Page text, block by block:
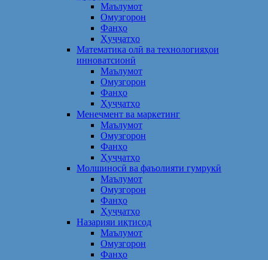
Маълумот
Омузгорон
Фанҳо
Ҳуҷҷатҳо
Математика олӣ ва технологияҳои
инноватсионӣ
Маълумот
Омузгорон
Фанҳо
Ҳуҷҷатҳо
Менеҷмент ва маркетинг
Маълумот
Омузгорон
Фанҳо
Ҳуҷҷатҳо
Молшиносӣ ва фаъолияти гумрукӣ
Маълумот
Омузгорон
Фанҳо
Ҳуҷҷатҳо
Назарияи иқтисод
Маълумот
Омузгорон
Фанҳо